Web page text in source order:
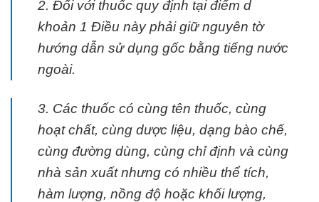
2. Đối với thuốc quy định tại điểm d
khoản 1 Điều này phải giữ nguyên tờ
hướng dẫn sử dụng gốc bằng tiếng nước
ngoài.
3. Các thuốc có cùng tên thuốc, cùng
hoạt chất, cùng dược liệu, dạng bào chế,
cùng đường dùng, cùng chỉ định và cùng
nhà sản xuất nhưng có nhiều thể tích,
hàm lượng, nồng độ hoặc khối lượng,